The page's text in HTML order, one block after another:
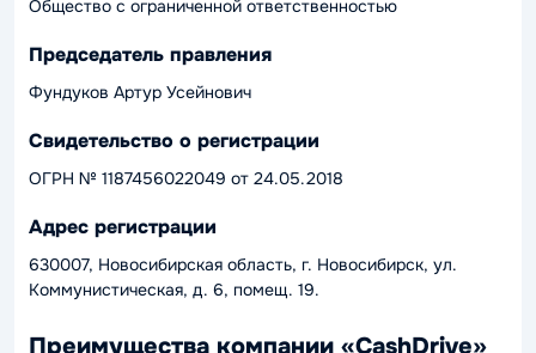
Общество с ограниченной ответственностью
Председатель правления
Фундуков Артур Усейнович
Свидетельство о регистрации
ОГРН № 1187456022049 от 24.05.2018
Адрес регистрации
630007, Новосибирская область, г. Новосибирск, ул.
Коммунистическая, д. 6, помещ. 19.
Преимущества компании «CashDrive»